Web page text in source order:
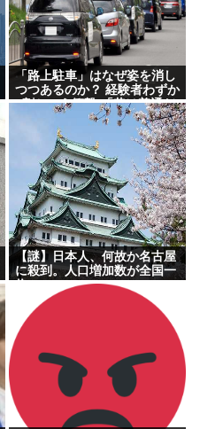
「路上駐車」はなぜ姿を消し
つつあるのか？ 経験者わずか
2割という衝撃!「昔は普通だ
った光景」が変わり始めた理
【謎】日本人、何故か名古屋
に殺到。人口増加数が全国一
位に